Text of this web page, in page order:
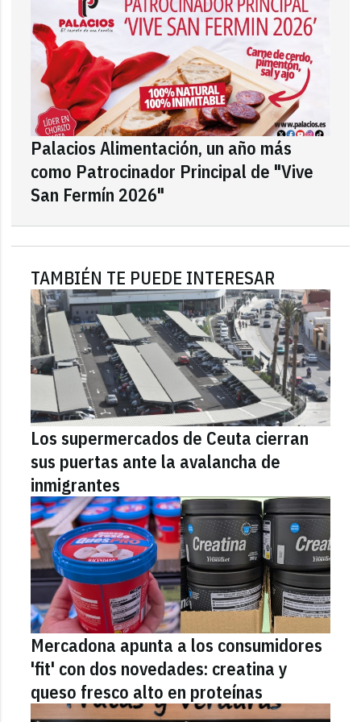
Palacios Alimentación, un año más
como Patrocinador Principal de "Vive
San Fermín 2026"
TAMBIÉN TE PUEDE INTERESAR
Los supermercados de Ceuta cierran
sus puertas ante la avalancha de
inmigrantes
Mercadona apunta a los consumidores
'fit' con dos novedades: creatina y
queso fresco alto en proteínas